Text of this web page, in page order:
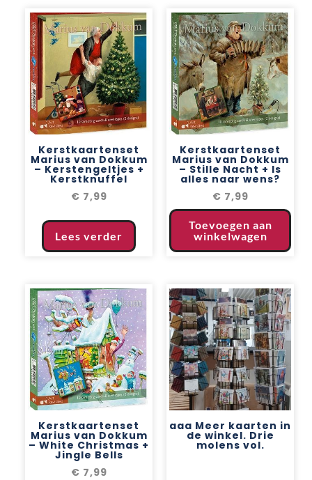
Kerstkaartenset
Marius van Dokkum
– Kerstengeltjes +
Kerstknuffel
€ 7,99
Lees verder
Kerstkaartenset
Marius van Dokkum
– Stille Nacht + Is
alles naar wens?
€ 7,99
Toevoegen aan
winkelwagen
Kerstkaartenset
Marius van Dokkum
– White Christmas +
Jingle Bells
€ 7,99
aaa Meer kaarten in
de winkel. Drie
molens vol.